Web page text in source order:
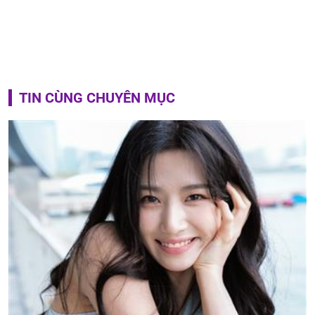
TIN CÙNG CHUYÊN MỤC